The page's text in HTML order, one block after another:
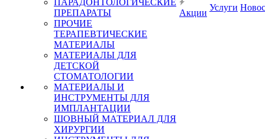
ПАРАДОНТОЛОГИЧЕСКИЕ
ПРЕПАРАТЫ
ПРОЧИЕ
ТЕРАПЕВТИЧЕСКИЕ
МАТЕРИАЛЫ
МАТЕРИАЛЫ ДЛЯ
ДЕТСКОЙ
СТОМАТОЛОГИИ
МАТЕРИАЛЫ И
ИНСТРУМЕНТЫ ДЛЯ
ИМПЛАНТАЦИИ
ШОВНЫЙ МАТЕРИАЛ ДЛЯ
ХИРУРГИИ
Акции
Услуги